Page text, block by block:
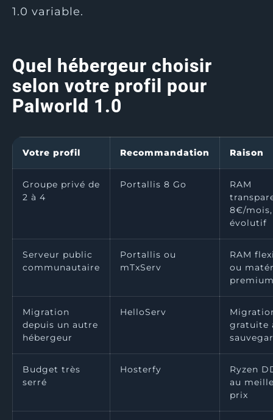
1.0 variable.
Quel hébergeur choisir
selon votre profil pour
Palworld 1.0
Votre profil Recommandation Raison
Groupe privé de
2 à 4
Portallis 8 Go
RAM
8€/mois,
évolutif
Serveur public
communautaire
Portallis ou
mTxServ
RAM
ou
Migration
depuis un autre
hébergeur
HelloServ
gratuite
Budget très
serré
Hosterfy
Ryzen
au
prix